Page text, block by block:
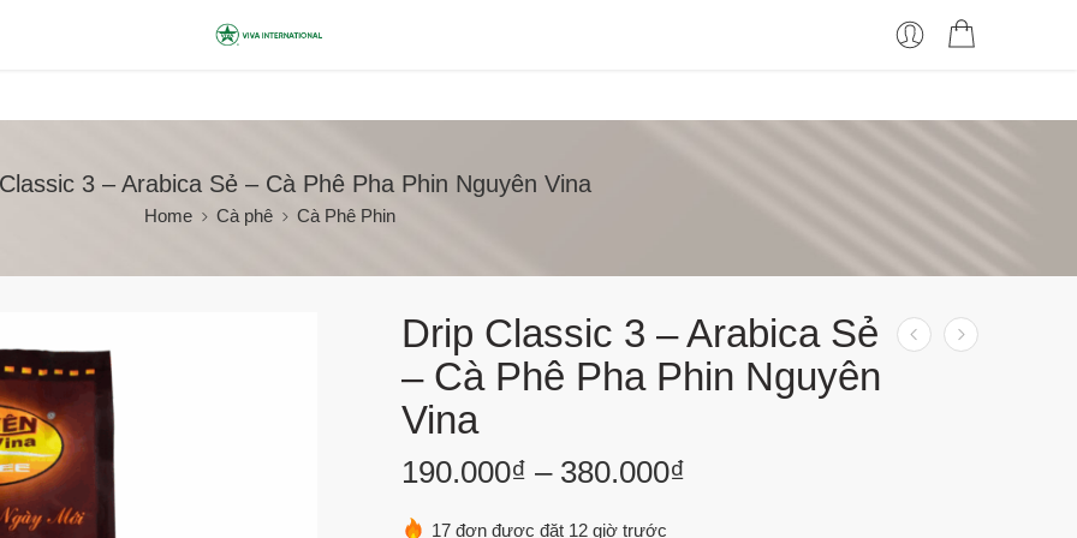
3 – Arabica Sẻ – Cà Phê Pha Phin Nguyên Vina
Home Cà phê Cà Phê Phin
Drip Classic 3 – Arabica Sẻ
– Cà Phê Pha Phin Nguyên
Vina
190.000₫ – 380.000₫
17 đơn được đặt 12 giờ trước